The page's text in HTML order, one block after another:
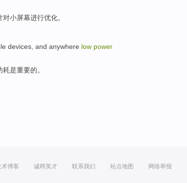
对小屏幕进行优化。
devices and anywhere low power
耗是重要的。
术博客 诚聘英才 联系我们 站点地图 网络举报